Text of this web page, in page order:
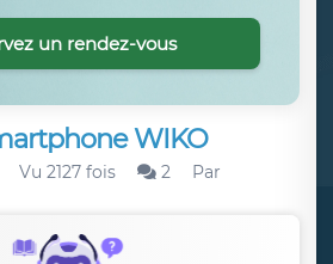
WIKO
Vu 2127 fois 2
Par
un rendez-vous